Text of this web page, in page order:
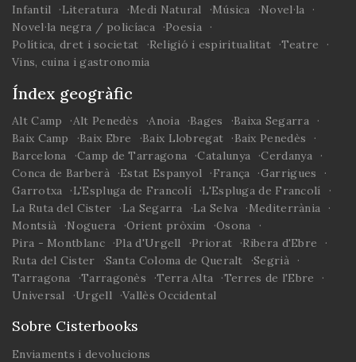
Infantil
Literatura Medi Natural Música
Novel·la
Novel·la negra / policíaca
Poesia
Política, dret i societat
Religió i espiritualitat
Teatre
Vins, cuina i gastronomia
Índex geogràfic
Alt Camp Alt Penedès Anoia Bages
Baixa Segarra
Baix Camp
Baix Ebre Baix Llobregat
Baix Penedès
Barcelona
Camp de Tarragona Catalunya
Cerdanya
Conca de Barberà
Estat Espanyol França
Garrigues
Garrotxa
L'Espluga de Francolí
L'Espluga de Francolí
La Ruta del Cister
La Segarra La Selva
Mediterrània
Montsià
Noguera Orient pròxim
Osona
Pira - Montblanc
Pla d'Urgell Priorat
Ribera d'Ebre
Ruta del Cister
Santa Coloma de Queralt
Segrià
Tarragona
Tarragonès Terra Alta
Terres de l'Ebre
Universal
Urgell Vallès Occidental
Sobre Cisterbooks
Enviaments i devolucions